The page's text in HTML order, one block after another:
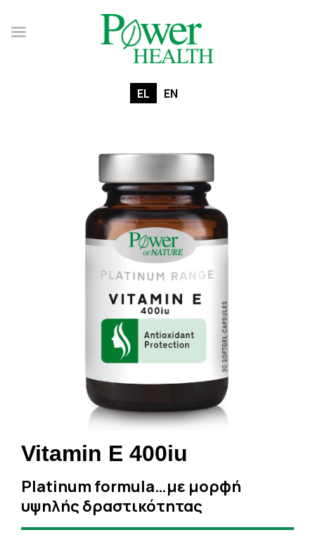
EL EN
Vitamin E 400iu
Platinum formula…με μορφή
υψηλής δραστικότητας